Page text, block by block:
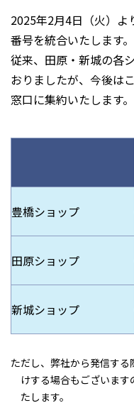
2025年2月4日（火）よ
番号を統合いたします。
従来、田原・新城の各
おりましたが、今後は
窓口に集約いたします。
豊橋ショップ
田原ショップ
新城ショップ
ただし、弊社から発信す
けする場合もございま
たします。